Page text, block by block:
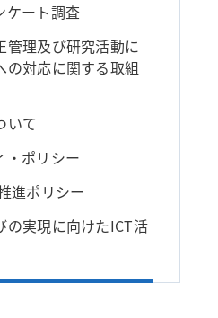
ケート調査
管理及び研究活動に
の対応に関する取組
いて
・ポリシー
進ポリシー
の実現に向けたICT活